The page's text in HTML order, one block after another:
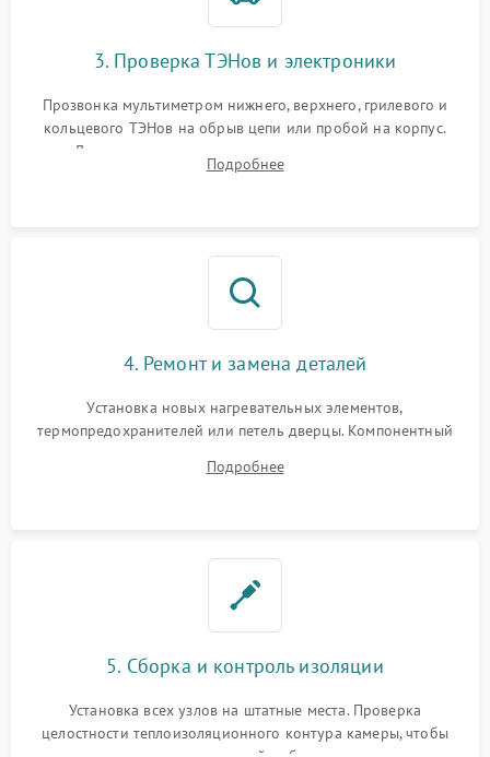
3. Проверка ТЭНов и электроники
Прозвонка мультиметром нижнего, верхнего, грилевого и
кольцевого ТЭНов на обрыв цепи или пробой на корпус.
Диагностика термостата, датчиков температуры,
переключателя режимов и мотора конвекции.
Подробнее
4. Ремонт и замена деталей
Установка новых нагревательных элементов,
термопредохранителей или петель дверцы. Компонентный
выгоревших реле, восстановление контактов и замена
Подробнее
5. Сборка и контроль изоляции
Установка всех узлов на штатные места. Проверка
целостности теплоизоляционного контура камеры, чтобы